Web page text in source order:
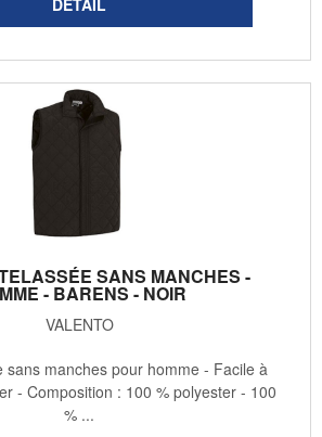
SANS MANCHES -
- BARENS - NOIR
VALENTO
sans manches pour homme - Facile à
- Composition : 100 % polyester - 100
% ...